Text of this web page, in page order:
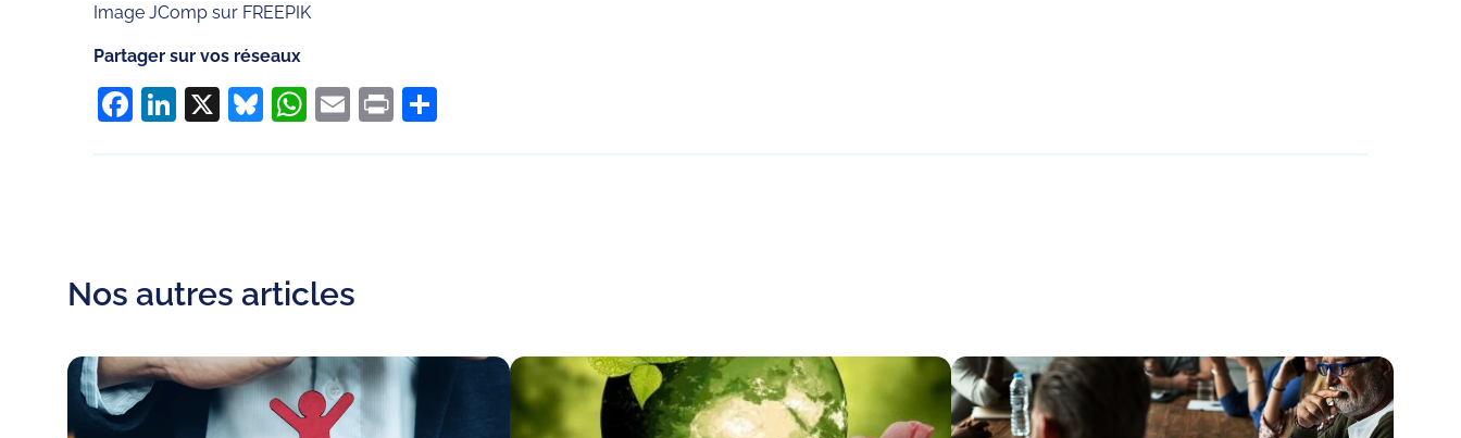
Image JComp sur FREEPIK
Partager sur vos réseaux
Facebook
LinkedIn
X Bluesky
WhatsApp
Email
PrintPartager
Nos autres articles